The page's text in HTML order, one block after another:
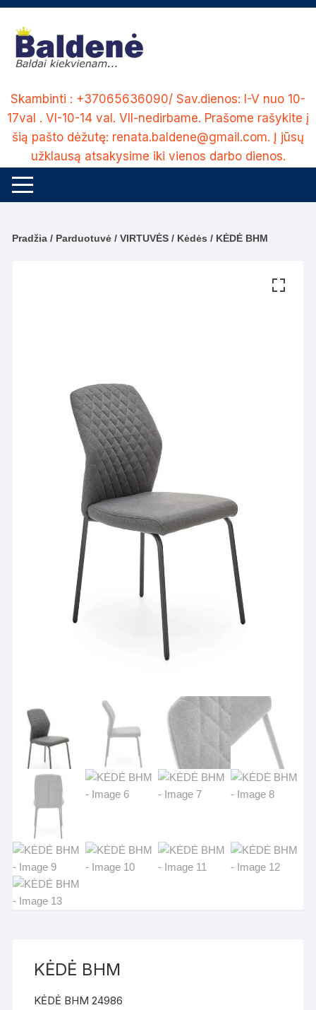
Skip
content
Skambinti : +37065636090/ Sav.dienos: I-V nuo 10-
17val . VI-10-14 val. VII-nedirbame. Prašome rašykite į
šią pašto dėžutę: renata.baldene@gmail.com. Į jūsų
užklausą atsakysime iki vienos darbo dienos.
Pradžia / Parduotuvė /VIRTUVĖS / Kėdės / KĖDĖ BHM
KĖDĖ BHM
KĖDĖ BHM 24986